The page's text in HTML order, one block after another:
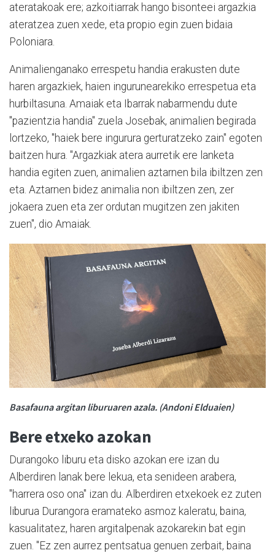
ateratakoak ere; azkoitiarrak hango bisonteei argazkia
ateratzea zuen xede, eta propio egin zuen bidaia
Poloniara.
Animalienganako errespetu handia erakusten dute
haren argazkiek, haien ingurunearekiko errespetua eta
hurbiltasuna. Amaiak eta Ibarrak nabarmendu dute
"pazientzia handia" zuela Josebak, animalien begirada
lortzeko, "haiek bere ingurura gerturatzeko zain" egoten
baitzen hura. "Argazkiak atera aurretik ere lanketa
handia egiten zuen, animalien aztarnen bila ibiltzen zen
eta. Aztarnen bidez animalia non ibiltzen zen, zer
jokaera zuen eta zer ordutan mugitzen zen jakiten
zuen", dio Amaiak.
Basafauna argitanliburuaren azala. (Andoni Elduaien)
Bere etxeko azokan
Durangoko liburu eta disko azokan ere izan du
Alberdiren lanak bere lekua, eta senideen arabera,
"harrera oso ona" izan du. Alberdiren etxekoek ez zuten
liburua Durangora eramateko asmoz kaleratu, baina,
kasualitatez, haren argitalpenak azokarekin bat egin
zuen. "Ez zen aurrez pentsatua genuen zerbait, baina